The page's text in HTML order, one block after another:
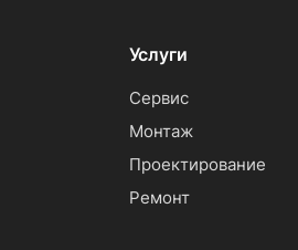
Услуги
Сервис
Монтаж
Проектирование
Ремонт